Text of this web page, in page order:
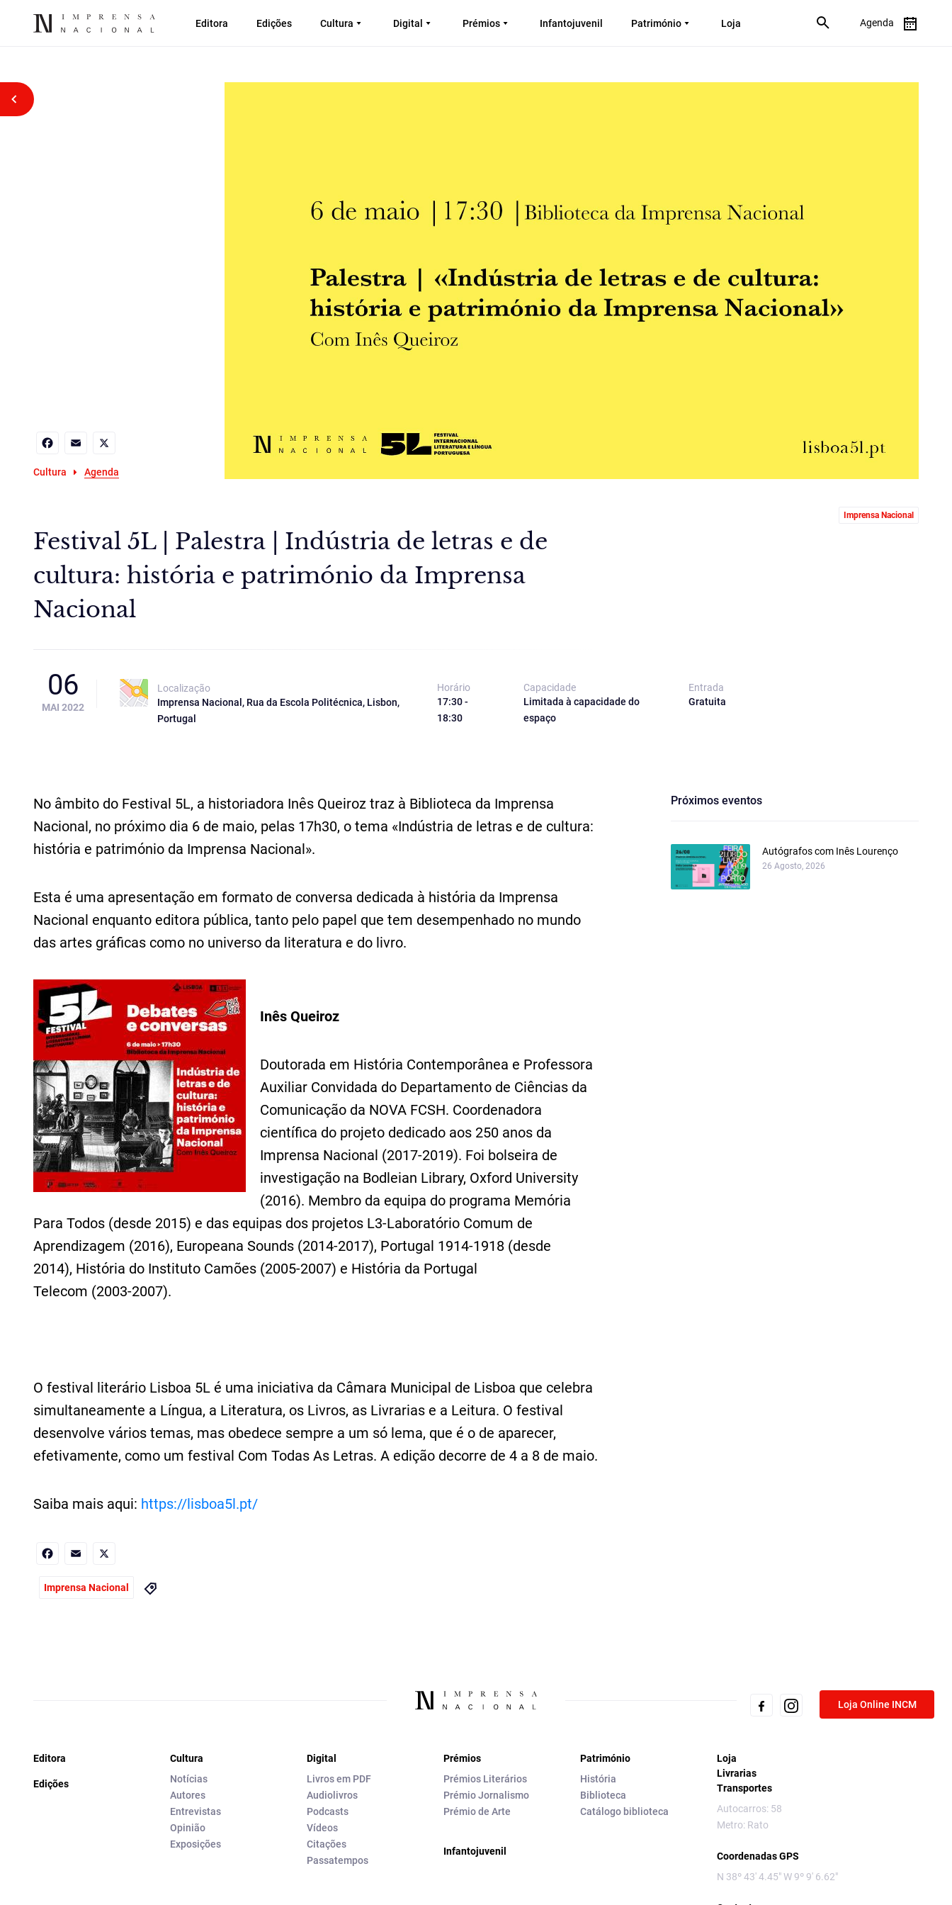
Editora Edições Cultura Digital Prémios Infantojuvenil Património Loja Agenda
Voltar atrás
Facebook
Email
X
Cultura Agenda
Festival 5L | Palestra | Indústria de letras e de
cultura: história e património da Imprensa
Nacional
Imprensa Nacional
06
MAI 2022
Localização
Imprensa Nacional, Rua da Escola Politécnica, Lisbon,
Portugal
Horário
17:30 -
18:30
Capacidade
Limitada à capacidade do
espaço
Entrada
Gratuita
No âmbito do Festival 5L, a historiadora Inês Queiroz traz à Biblioteca da Imprensa
Nacional, no próximo dia 6 de maio, pelas 17h30, o tema «Indústria de letras e de cultura:
história e património da Imprensa Nacional».
Esta é uma apresentação em formato de conversa dedicada à história da Imprensa
Nacional enquanto editora pública, tanto pelo papel que tem desempenhado no mundo
das artes gráficas como no universo da literatura e do livro.
Inês Queiroz
Doutorada em História Contemporânea e Professora
Auxiliar Convidada do Departamento de Ciências da
Comunicação da NOVA FCSH. Coordenadora
científica do projeto dedicado aos 250 anos da
Imprensa Nacional (2017-2019). Foi bolseira de
investigação na Bodleian Library, Oxford University
(2016). Membro da equipa do programa Memória
Para Todos (desde 2015) e das equipas dos projetos L3-Laboratório Comum de
Aprendizagem (2016), Europeana Sounds (2014-2017), Portugal 1914-1918 (desde
2014), História do Instituto Camões (2005-2007) e História da Portugal
Telecom (2003‑2007).
O festival literário Lisboa 5L é uma iniciativa da Câmara Municipal de Lisboa que celebra
simultaneamente a Língua, a Literatura, os Livros, as Livrarias e a Leitura. O festival
desenvolve vários temas, mas obedece sempre a um só lema, que é o de aparecer,
efetivamente, como um festival Com Todas As Letras. A edição decorre de 4 a 8 de maio.
Saiba mais aqui: https://lisboa5l.pt/
Facebook
EmailX
Imprensa Nacional
Próximos eventos
Autógrafos com Inês Lourenço
26 Agosto, 2026
Loja Online INCM
Editora
Edições
Cultura
Notícias
Autores
Entrevistas
Opinião
Exposições
Digital
Livros em PDF
Audiolivros
Podcasts
Vídeos
Citações
Passatempos
Prémios
Prémios Literários
Prémio Jornalismo
Prémio de Arte
Infantojuvenil
Património
História
Biblioteca
Catálogo biblioteca
Loja
Livrarias
Transportes
Autocarros: 58
Metro: Rato
Coordenadas GPS
N 38º 43' 4.45" W 9º 9' 6.62"